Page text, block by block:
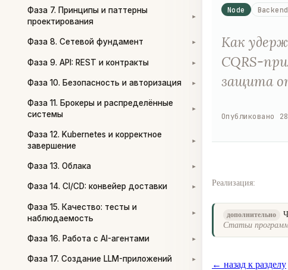
Фаза 7. Принципы и паттерны
проектирования
▾
Фаза 8. Сетевой фундамент ▾
Фаза 9. API: REST и контракты ▾
Фаза 10. Безопасность и авторизация ▾
Фаза 11. Брокеры и распределённые
системы
▾
Фаза 12. Kubernetes и корректное
завершение
▾
Фаза 13. Облака ▾
Фаза 14. CI/CD: конвейер доставки ▾
Фаза 15. Качество: тесты и
наблюдаемость
▾
Фаза 16. Работа с AI-агентами ▾
Фаза 17. Создание LLM-приложений ▾
Node Backend
Как
CQRS-
защита
Опубликовано
Реализация:
дополнительно
Статьи
← назад к разделу